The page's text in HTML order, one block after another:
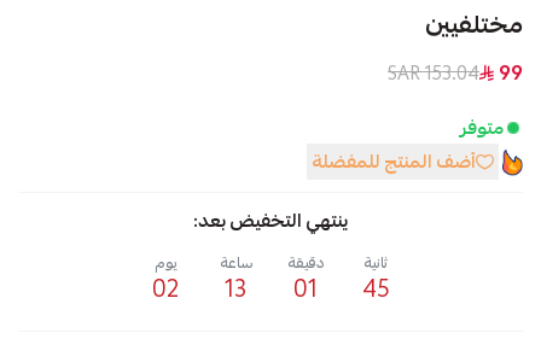
مختلفيين
99
153.04 SAR
متوفر
أضف المنتج للمفضلة
ينتهي التخفيض بعد:
45
ثانية
01
دقيقة
13
ساعة
02
يوم